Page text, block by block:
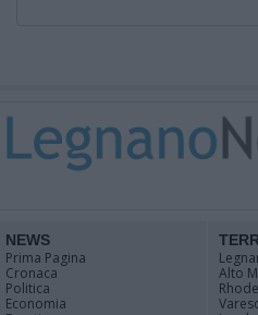
NEWS
Prima Pagina
Cronaca
Politica
Economia
Alto